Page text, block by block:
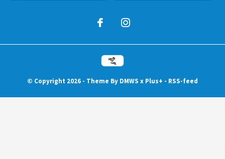
© Copyright 2026 - Theme By DMWS x Plus+ - RSS-feed